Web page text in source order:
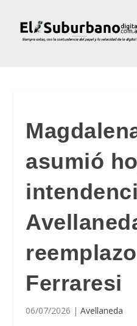
asumió
Ferraresi
06/07/2026 |Avellaneda